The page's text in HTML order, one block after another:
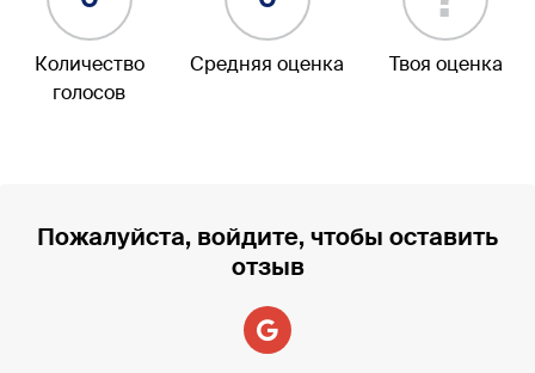
Количество
голосов
Средняя оценка Твоя оценка
Пожалуйста, войдите, чтобы оставить
отзыв